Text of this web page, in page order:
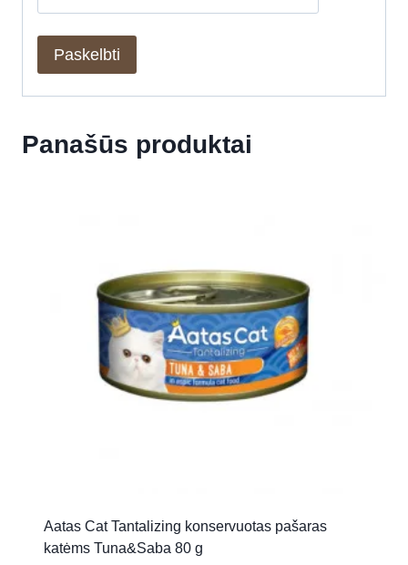
Panašūs produktai
Aatas Cat Tantalizing konservuotas pašaras
katėms Tuna&Saba 80 g